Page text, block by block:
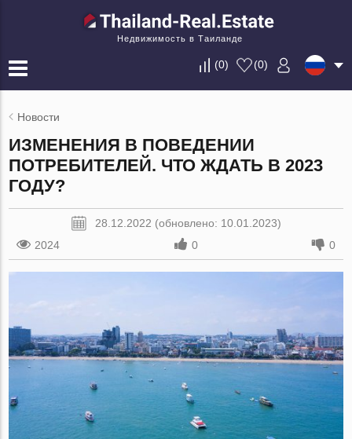
Недвижимость в Таиланде
(0) (0)
Новости
ИЗМЕНЕНИЯ В ПОВЕДЕНИИ
ПОТРЕБИТЕЛЕЙ. ЧТО ЖДАТЬ В 2023
ГОДУ?
28.12.2022 (обновлено: 10.01.2023)
2024
0 0